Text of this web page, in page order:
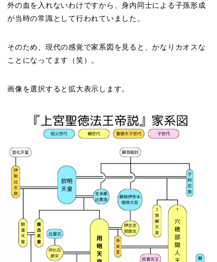
外の血を入れないわけですから、身内同士による子孫形成
が当時の常識として行われていました。
そのため、現代の感覚で家系図を見ると、かなりカオスな
ことになってます（笑）。
画像を選択すると拡大表示します。